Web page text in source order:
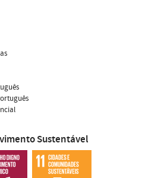
Sustentável